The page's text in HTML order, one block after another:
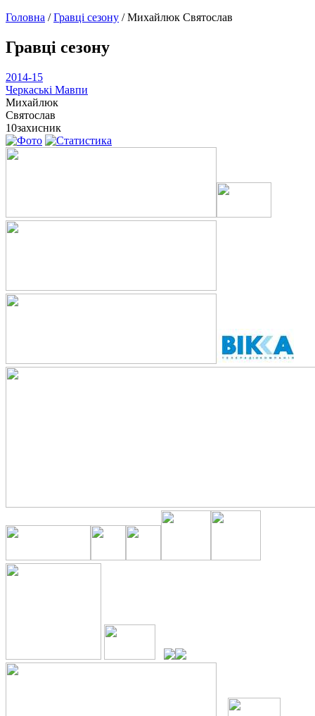
Головна /Гравці сезону /Михайлюк Святослав
Гравці сезону
2014-15
Черкаські Мавпи
Михайлюк
Святослав
10захисник